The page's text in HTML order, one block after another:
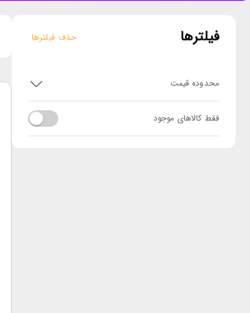
فیلترها حذف فیلترها
محدوده قیمت
فقط کالاهای موجود